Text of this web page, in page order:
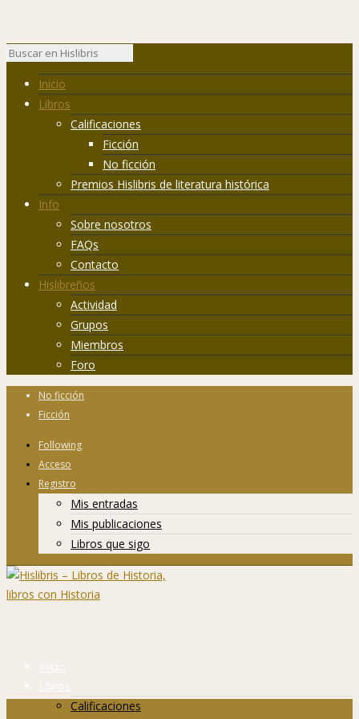
Inicio
Libros
Calificaciones
Ficción
No ficción
Premios Hislibris de literatura histórica
Info
Sobre nosotros
FAQs
Contacto
Hislibreños
Actividad
Grupos
Miembros
Foro
No ficción
Ficción
Following
Acceso
Registro
Mis entradas
Mis publicaciones
Libros que sigo
Inicio
Libros
Calificaciones